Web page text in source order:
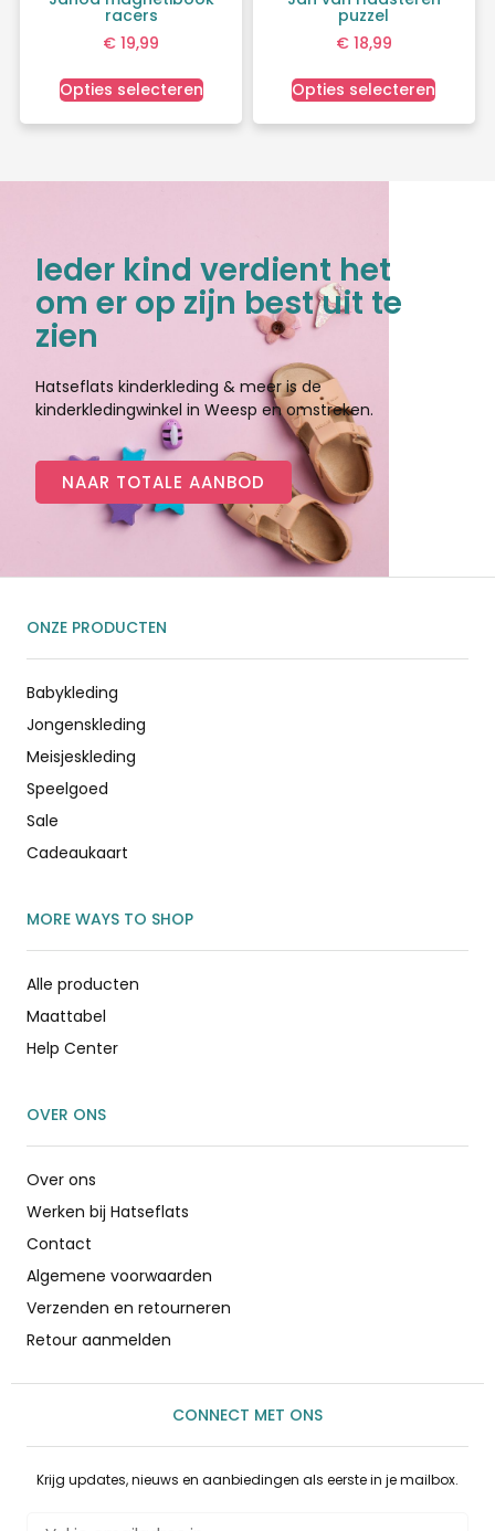
racers
€ 19,99
Opties selecteren
puzzel
€18,99
Opties selecteren
Ieder kind verdient het
om er op zijn best uit te
zien
Hatseflats kinderkleding & meer is de
kinderkledingwinkel in Weesp en omstreken.
NAAR TOTALE AANBOD
ONZE PRODUCTEN
Babykleding
Jongenskleding
Meisjeskleding
Speelgoed
Sale
Cadeaukaart
MORE WAYS TO SHOP
Alle producten
Maattabel
Help Center
OVER ONS
Over ons
Werken bij Hatseflats
Contact
Algemene voorwaarden
Verzenden en retourneren
Retour aanmelden
CONNECT MET ONS
Krijg updates, nieuws en aanbiedingen als eerste in je mailbox.